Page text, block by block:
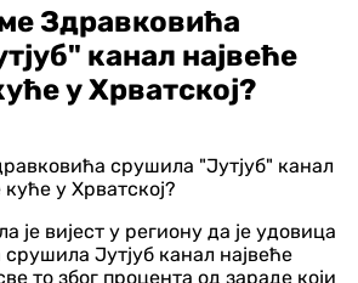
Здравковића
канал највеће
у Хрватској?
је вијест у региону да је удовица
Јутјуб канал највеће
то због процента од зараде који